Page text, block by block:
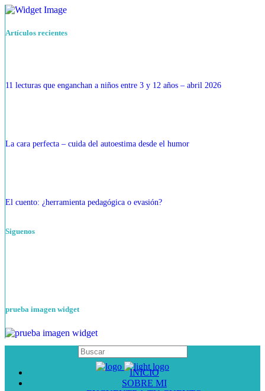
Artículos recientes
11 lecturas que enganchan a niños entre 3 y 12 años – abril 2026
La cara perfecta – cuida del autoestima desde el humor
El cuento: ¿herramienta pedagógica o evasión?
Siguenos
prueba imagen widget
INICIO
SOBRE MI